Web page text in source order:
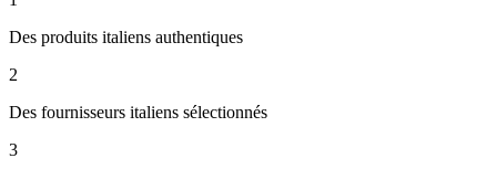
Des produits italiens authentiques
2
Des fournisseurs italiens sélectionnés
3